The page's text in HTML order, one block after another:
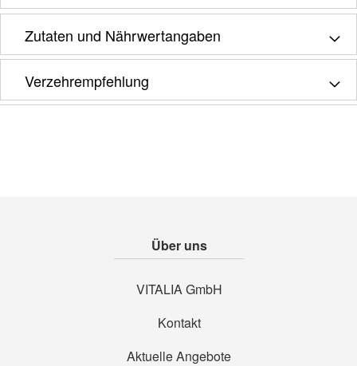
Zutaten und Nährwertangaben
Verzehrempfehlung
Über uns
VITALIA GmbH
Kontakt
Aktuelle Angebote